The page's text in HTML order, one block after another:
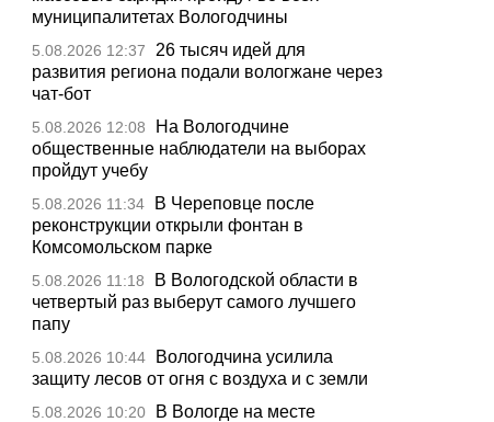
муниципалитетах Вологодчины
5.08.2026 12:37
26 тысяч идей для
развития региона подали вологжане через
чат-бот
5.08.2026 12:08
На Вологодчине
общественные наблюдатели на выборах
пройдут учебу
5.08.2026 11:34
В Череповце после
реконструкции открыли фонтан в
Комсомольском парке
5.08.2026 11:18
В Вологодской области в
четвертый раз выберут самого лучшего
папу
5.08.2026 10:44
Вологодчина усилила
защиту лесов от огня с воздуха и с земли
5.08.2026 10:20
В Вологде на месте